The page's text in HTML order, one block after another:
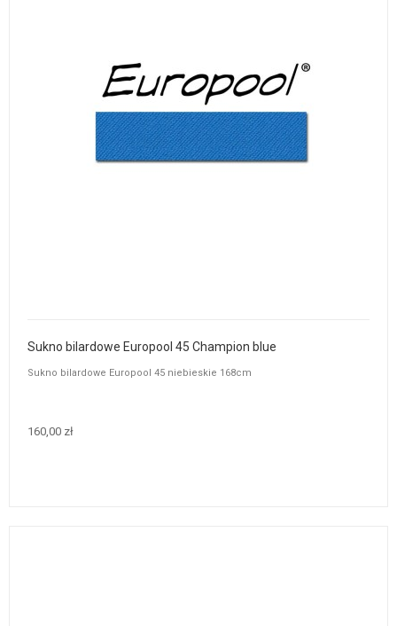
Sukno bilardowe Europool 45 Champion blue
Sukno bilardowe Europool 45 niebieskie 168cm
160,00 zł